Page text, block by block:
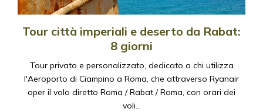
Tour città imperiali e deserto da Rabat:
8 giorni
Tour privato e personalizzato, dedicato a chi utilizza
l'Aeroporto di Ciampino a Roma, che attraverso Ryanair
oper il volo diretto Roma / Rabat / Roma, con orari dei
voli…